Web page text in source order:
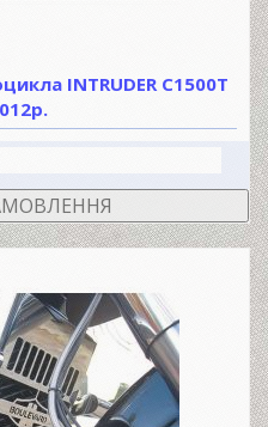
INTRUDER C1500T